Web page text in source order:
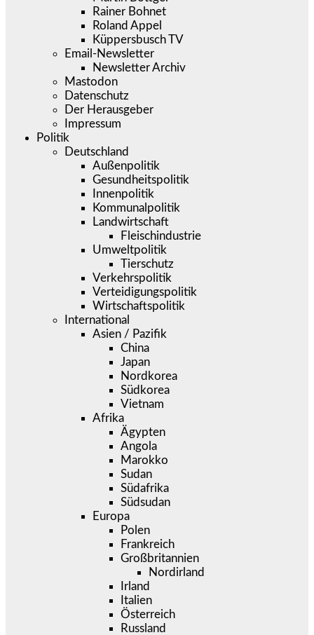
Rainer Bohnet
Roland Appel
Küppersbusch TV
Email-Newsletter
Newsletter Archiv
Mastodon
Datenschutz
Der Herausgeber
Impressum
Politik
Deutschland
Außenpolitik
Gesundheitspolitik
Innenpolitik
Kommunalpolitik
Landwirtschaft
Fleischindustrie
Umweltpolitik
Tierschutz
Verkehrspolitik
Verteidigungspolitik
Wirtschaftspolitik
International
Asien / Pazifik
China
Japan
Nordkorea
Südkorea
Vietnam
Afrika
Ägypten
Angola
Marokko
Sudan
Südafrika
Südsudan
Europa
Polen
Frankreich
Großbritannien
Nordirland
Irland
Italien
Österreich
Russland